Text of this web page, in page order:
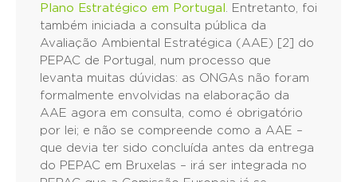
Plano Estratégico em Portugal . Entretanto, foi
também iniciada a consulta pública da
Avaliação Ambiental Estratégica (AAE) [2] do
PEPAC de Portugal, num processo que
levanta muitas dúvidas: as ONGAs não foram
formalmente envolvidas na elaboração da
AAE agora em consulta, como é obrigatório
por lei; e não se compreende como a AAE –
que devia ter sido concluída antes da entrega
do PEPAC em Bruxelas – irá ser integrada no